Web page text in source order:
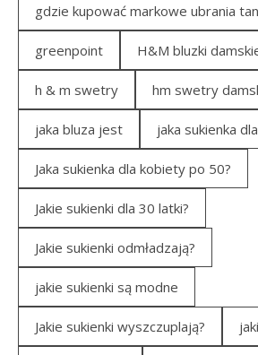
gdzie kupować markowe ubrania
greenpoint H&M bluzki
h & m swetry hm swetry
jaka bluza jest jaka sukienka dla
Jaka sukienka dla kobiety po 50?
Jakie sukienki dla 30 latki?
Jakie sukienki odmładzają?
jakie sukienki są modne
Jakie sukienki wyszczuplają?